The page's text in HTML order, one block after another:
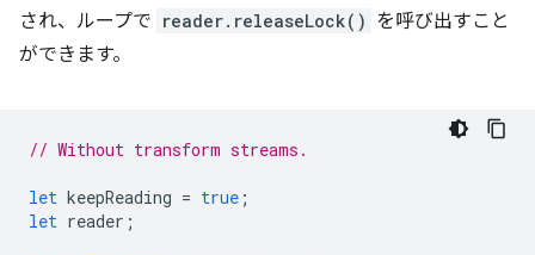
され、ループで reader.releaseLock() を呼び出すこと
ができます。
// Without transform streams.
let keepReading = true ;
let reader ;